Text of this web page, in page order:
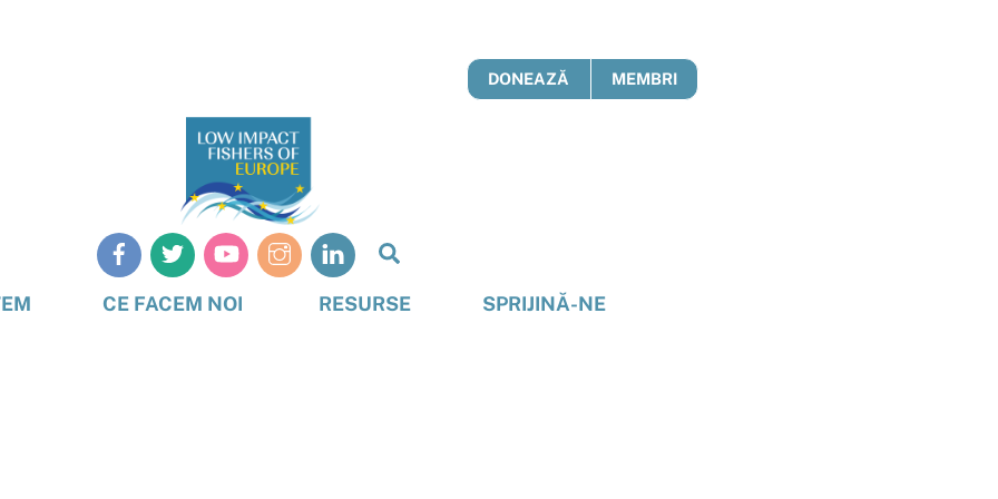
DONEAZĂ MEMBRI
CE FACEM NOI RESURSE SPRIJINĂ-NE